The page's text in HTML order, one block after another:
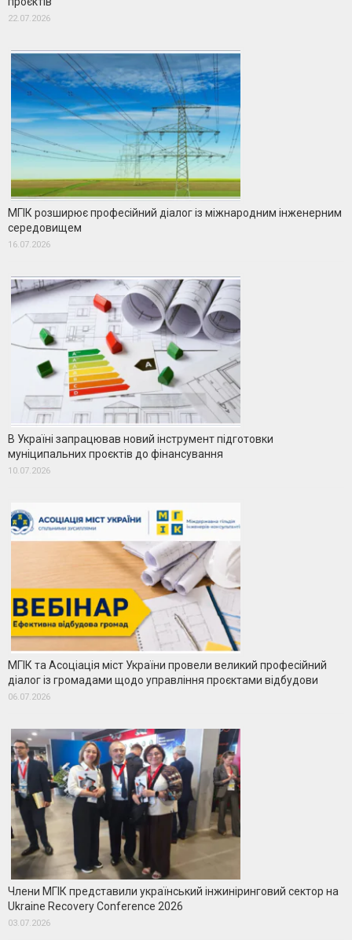
22.07.2026
МГІК розширює професійний діалог із міжнародним інженерним
середовищем
16.07.2026
В Україні запрацював новий інструмент підготовки
муніципальних проєктів до фінансування
10.07.2026
МГІК та Асоціація міст України провели великий професійний
діалог із громадами щодо управління проєктами відбудови
06.07.2026
Члени МГІК представили український інжиніринговий сектор на
Ukraine Recovery Conference 2026
03.07.2026